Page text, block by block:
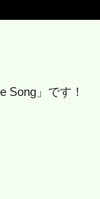
Song」です！